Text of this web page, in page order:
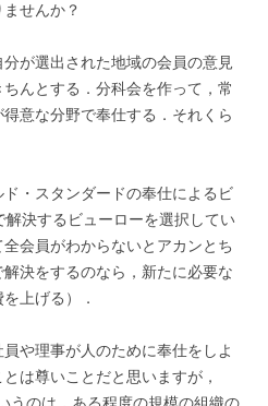
せんか？
が選出された地域の会員の意見
んとする．分科会を作って，常
意な分野で奉仕する．それくら
・スタンダードの奉仕によるビ
解決するビューローを選択してい
会員がわからないとアカンとち
決をするのなら，新たに必要な
上げる）．
や理事が人のために奉仕をしよ
は尊いことだと思いますが，